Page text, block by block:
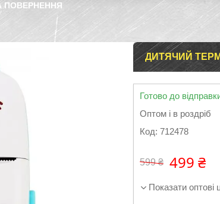
ПОВЕРНЕННЯ
ДИТЯЧИЙ
Готово до
Оптом і в роздріб
Код: 712478
599 ₴ 499 ₴
Показати оптові